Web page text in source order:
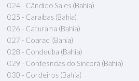
024 - Cândido Sales (Bahia)
025 - Caraíbas (Bahia)
026 - Caturama (Bahia)
027 - Coaraci (Bahia)
028 - Condeúba (Bahia)
029 - Contesndas do Sincorá (Bahia)
030 - Cordeiros (Bahia)